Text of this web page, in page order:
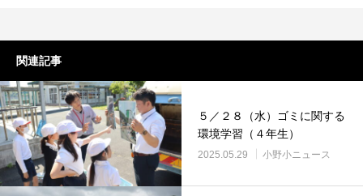
関連記事
５／２８（水）ゴミに関する
環境学習（４年生）
2025.05.29 小野小ニュース